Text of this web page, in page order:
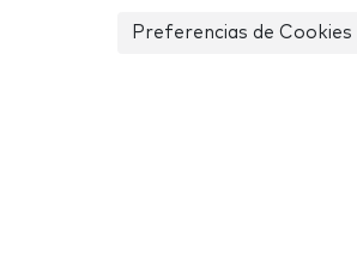
Preferencias de Cookies